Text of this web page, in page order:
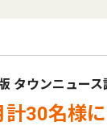
タウンニュー
計30名様に